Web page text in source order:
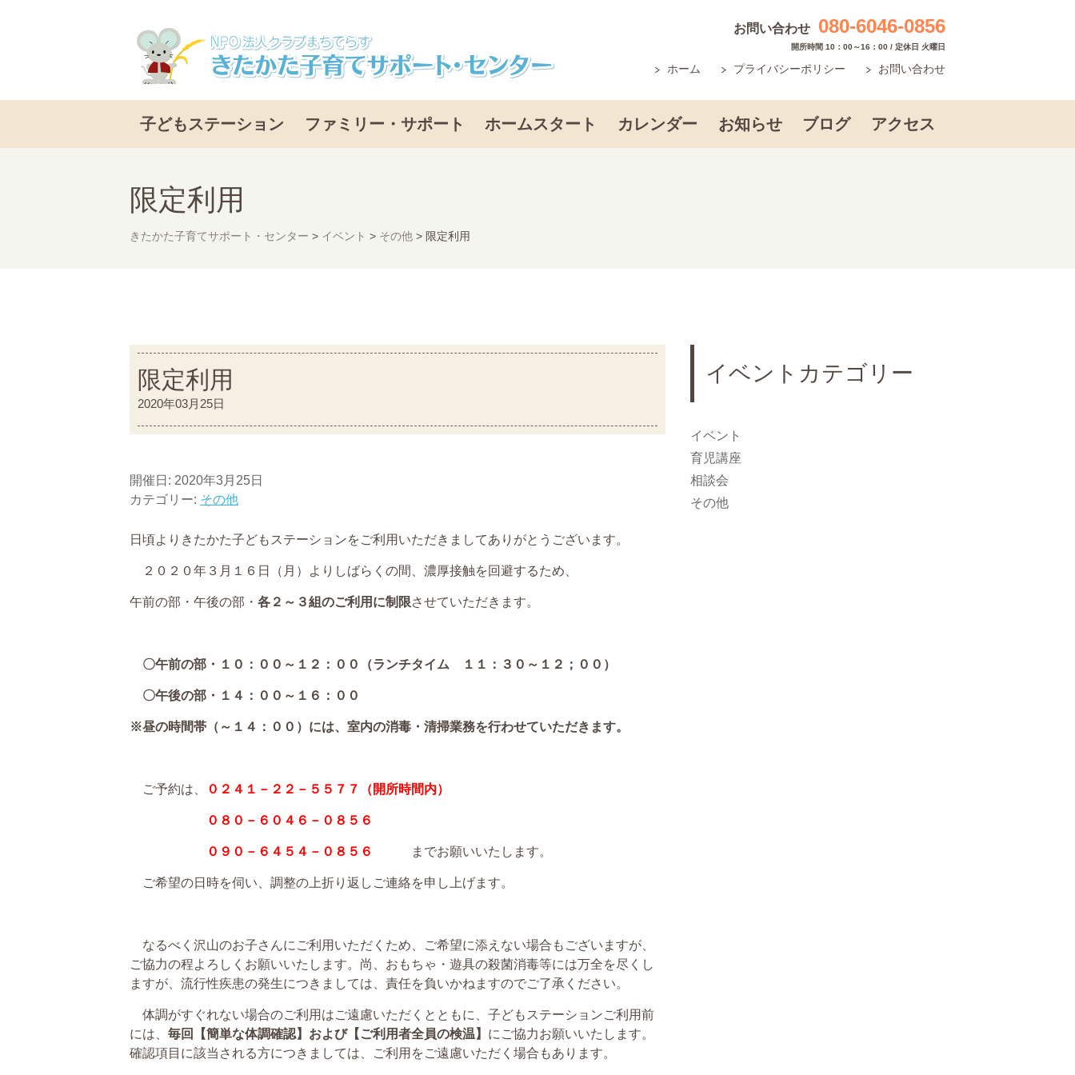
お問い合わせ 080-6046-0856
開所時間 10：00～16：00 / 定休日 火曜日
ホーム プライバシーポリシー お問い合わせ
子どもステーション ファミリー・サポート ホームスタート カレンダー お知らせ ブログ アクセス
限定利用
きたかた子育てサポート・センター > イベント > その他 > 限定利用
限定利用
2020年03月25日
開催日: 2020年3月25日
カテゴリー: その他
日頃よりきたかた子どもステーションをご利用いただきましてありがとうございます。
２０２０年３月１６日（月）よりしばらくの間、濃厚接触を回避するため、
午前の部・午後の部・ 各２～３組のご利用に制限させていただきます。
〇午前の部・１０：００～１２：００（ランチタイム １１：３０～１２；００）
〇午後の部・１４：００～１６：００
※昼の時間帯（～１４：００）には、室内の消毒・清掃業務を行わせていただきます。
ご予約は、 ０２４１－２２－５５７７（開所時間内）
０８０－６０４６－０８５６
０９０－６４５４－０８５６ までお願いいたします。
ご希望の日時を伺い、調整の上折り返しご連絡を申し上げます。
なるべく沢山のお子さんにご利用いただくため、ご希望に添えない場合もございますが、
ご協力の程よろしくお願いいたします。尚、おもちゃ・遊具の殺菌消毒等には万全を尽くし
ますが、流行性疾患の発生につきましては、責任を負いかねますのでご了承ください。
体調がすぐれない場合のご利用はご遠慮いただくとともに、子どもステーションご利用前
には、 毎回【簡単な体調確認】および【ご利用者全員の検温】 にご協力お願いいたします。
確認項目に該当される方につきましては、ご利用をご遠慮いただく場合もあります。
イベントカテゴリー
イベント
育児講座
相談会
その他